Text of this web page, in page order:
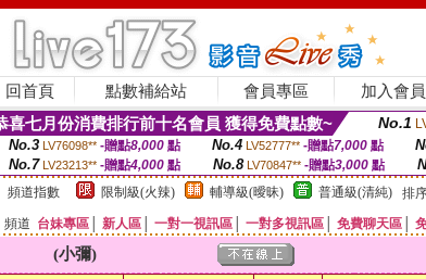
回首頁 點數補給站 會員專區 加入會員
喜七月份消費排行前十名會員 獲得免費點數~ No.1
No.3 LV76098** -贈點8,000點 No.4 LV52777** -贈點7,000點
No.7 LV23213** -贈點4,000 點 No.8 LV70847** -贈點3,000 點
頻道指數 限制級(火辣) 輔導級(曖昧) 普通級(清純) 排
頻道 台妹專區 新人區 一對一視訊區 一對多視訊區 免費聊天區
(小彌)